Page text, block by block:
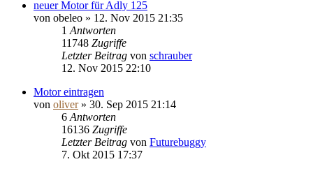
neuer Motor für Adly 125
von obeleo » 12. Nov 2015 21:35
1 Antworten
11748 Zugriffe
Letzter Beitrag von schrauber
12. Nov 2015 22:10
Motor eintragen
von oliver» 30. Sep 2015 21:14
6 Antworten
16136 Zugriffe
Letzter Beitrag von Futurebuggy
7. Okt 2015 17:37